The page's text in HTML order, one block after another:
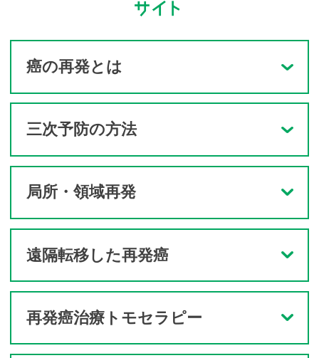
癌の再発とは
三次予防の方法
局所・領域再発
遠隔転移した再発癌
再発癌治療トモセラピー